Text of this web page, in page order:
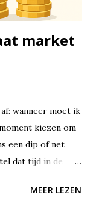
boodschappen,
market
wanneer moet ik
kiezen om
een dip of net
dat tijd in de
om perfecte
MEER LEZEN